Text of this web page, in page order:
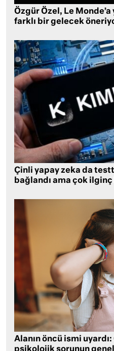
Özgür Özel, Le
farklı bir gelecek
Çinli yapay zeka da
bağlandı ama çok
Alanın öncü ismi